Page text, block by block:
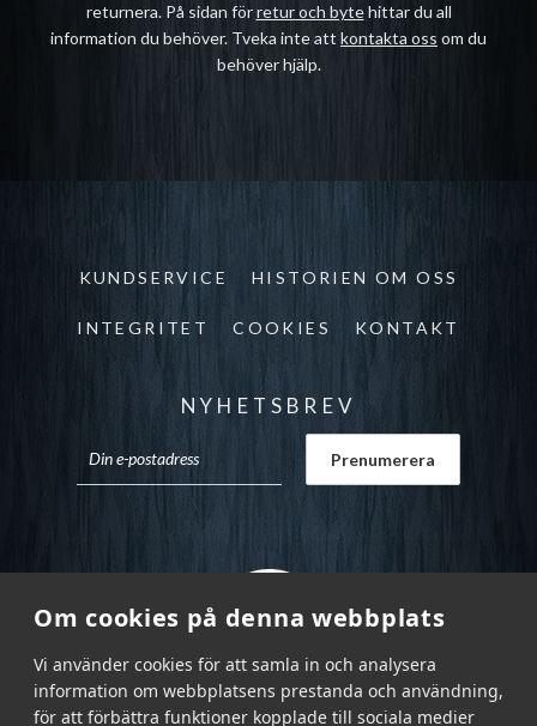
Om cookies på denna webbplats
Vi använder cookies för att samla in och analysera
information om webbplatsens prestanda och användning,
för att förbättra funktioner kopplade till sociala medier
returnera. På sidan förretur och bytehittar du all
information du behöver. Tveka inte att kontakta oss om du
behöver hjälp.
KUNDSERVICE HISTORIEN OM OSS
INTEGRITET COOKIES KONTAKT
NYHETSBREV